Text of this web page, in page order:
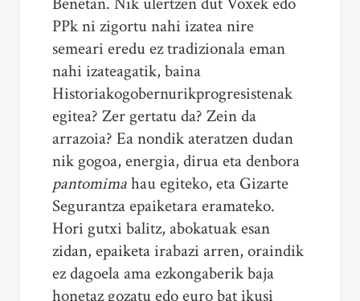
PPk ni zigortu nahi izatea nire
semeari eredu ez tradizionala eman
nahi izateagatik, baina
Historiakogobernurikprogresistenak
egitea? Zer gertatu da? Zein da
arrazoia? Ea nondik ateratzen dudan
nik gogoa, energia, dirua eta denbora
pantomimahau egiteko, eta Gizarte
Segurantza epaiketara eramateko.
Hori gutxi balitz, abokatuak esan
zidan, epaiketa irabazi arren, oraindik
ez dagoela ama ezkongaberik baja
honetaz gozatu edo euro bat ikusi